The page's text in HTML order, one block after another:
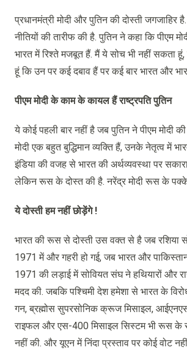
प्रधानमंत्री मोदी और पुतिन की दोस्ती जगजाहिर
नीतियों की तारीफ की है. पुतिन ने कहा कि
भारत में रिश्ते मजबूत हैं. मैं ये सोच भी नहीं सकता
हूं कि उन पर कई दबाव हैं पर कई बार भारत और
पीएम मोदी के काम के कायल हैं राष्ट्रपति पुतिन
ये कोई पहली बार नहीं है जब पुतिन ने पीएम मोदी
मोदी एक बहुत बुद्धिमान व्यक्ति हैं, उनके नेतृत्व में
इंडिया की वजह से भारत की अर्थव्यवस्था पर
लेकिन रूस के दोस्त की है. नरेंद्र मोदी रूस के
ये दोस्ती हम नहीं छोड़ेंगे !
भारत की रूस से दोस्ती उस वक्त से है जब रशिया
1971 में और गहरी हो गई, जब भारत और
1971 की लड़ाई में सोवियत संघ ने हथियारों और
मदद की. जबकि पश्चिमी देश हमेशा से भारत के
गन, ब्रह्मोस सुपरसोनिक क्रूज मिसाइल,
राइफल और एस-400 मिसाइल सिस्टम भी रूस के
नहीं की. और यूएन में निंदा प्रस्ताव पर कोई वोट